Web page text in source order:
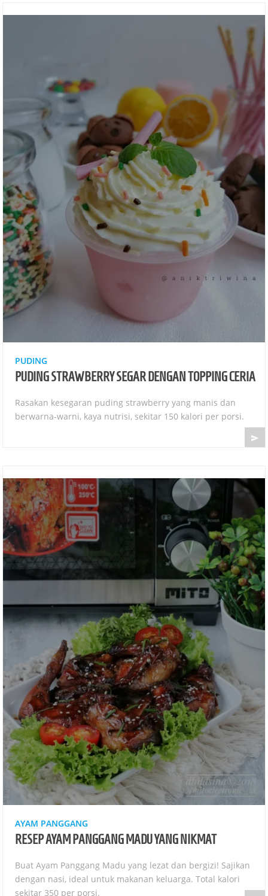
PUDING
PUDING STRAWBERRY SEGAR DENGAN TOPPING CERIA
Rasakan kesegaran puding strawberry yang manis dan
berwarna-warni, kaya nutrisi, sekitar 150 kalori per porsi.

AYAM PANGGANG
RESEP AYAM PANGGANG MADU YANG NIKMAT
Buat Ayam Panggang Madu yang lezat dan bergizi! Sajikan
dengan nasi, ideal untuk makanan keluarga. Total kalori
sekitar 350 per porsi.